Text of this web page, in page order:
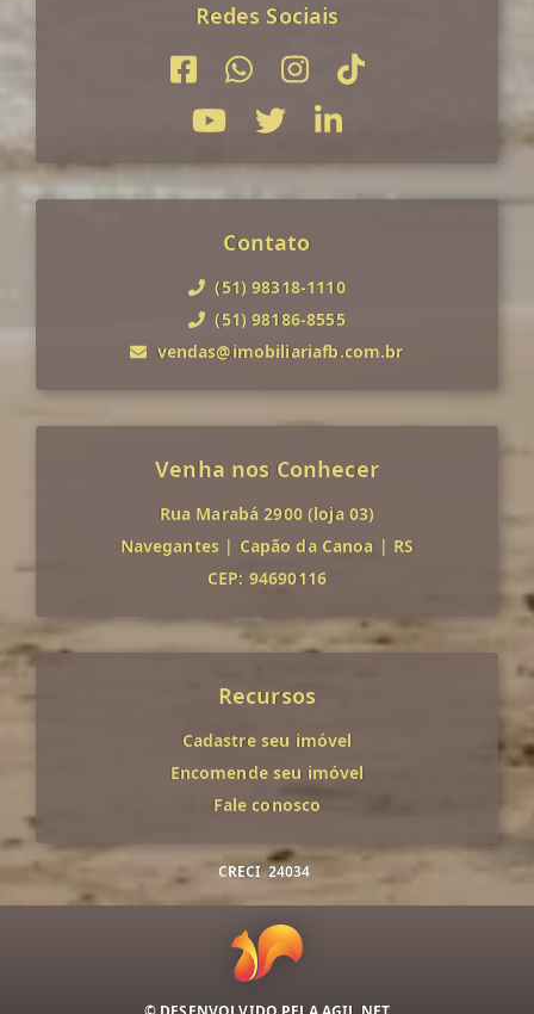
Redes Sociais
Contato
(51) 98318-1110
(51) 98186-8555
vendas@imobiliariafb.com.br
Venha nos Conhecer
Rua Marabá 2900 (loja 03)
Navegantes | Capão da Canoa | RS
CEP: 94690116
Recursos
Cadastre seu imóvel
Encomende seu imóvel
Fale conosco
CRECI 24034